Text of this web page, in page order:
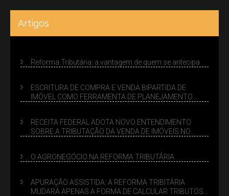
Artigos
Reforma Tributária: a vantagem de quem se antecipa
ESCRITURA DE COMPRA E VENDA BIPARTIDA DE
IMÓVEL COMO FERRAMENTA DE PLANEJAMENTO
RECEITA FEDERAL ADOTA NOVO ENTENDIMENTO
SOBRE A TRIBUTAÇÃO DA VENDA DE IMÓVEIS NO
O AGRONEGÓCIO NA REFORMA TRIBUTÁRIA
APURAÇÃO ASSISTIDA: A REFORMA TRIBITÁRIA
MUDARÁ APENAS A FORMA DE CALCULAR TRIBUTOS